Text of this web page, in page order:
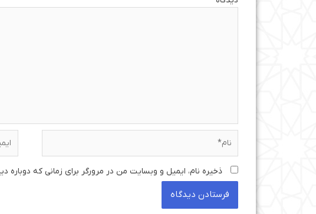
ذخیره نام، ایمیل و وبسایت من در مرورگر برای زمانی که دوباره